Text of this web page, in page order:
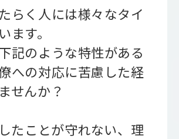
らく人には様々なタイ
ます。
記のような特性がある
への対応に苦慮した経
せんか？
たことが守れない、理